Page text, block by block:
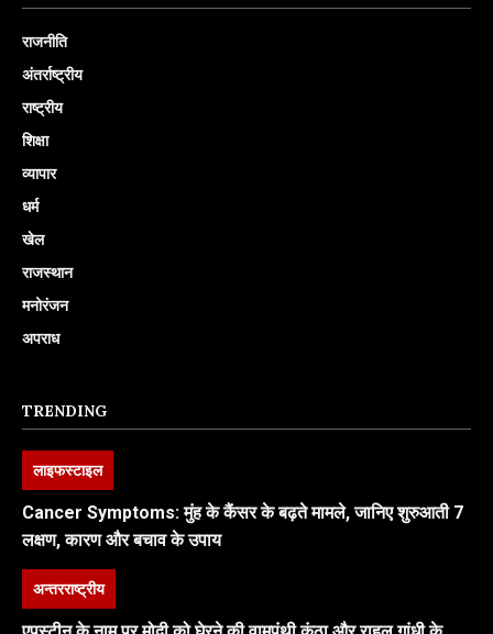
राजनीति
अंतर्राष्ट्रीय
राष्ट्रीय
शिक्षा
व्यापार
धर्म
खेल
राजस्थान
मनोरंजन
अपराध
TRENDING
लाइफस्टाइल
Cancer Symptoms: मुंह के कैंसर के बढ़ते मामले, जानिए शुरुआती 7
लक्षण, कारण और बचाव के उपाय
अन्तरराष्ट्रीय